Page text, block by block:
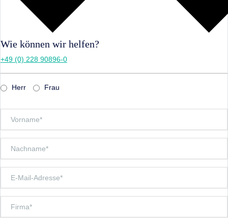
Wie können wir helfen?
+49 (0) 228 90896-0
Herr Frau